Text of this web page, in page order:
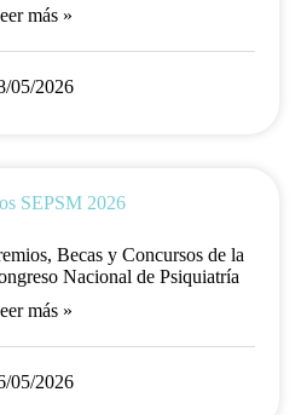
más »
05/2026
Becas y Concursos de la
Nacional de Psiquiatría
más »
05/2026